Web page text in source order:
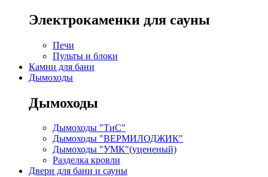
Электрокаменки для сауны
Печи
Пульты и блоки
Камни для бани
Дымоходы
Дымоходы
Дымоходы "ТиС"
Дымоходы "ВЕРМИЛОДЖИК"
Дымоходы "УМК"(уцененый)
Разделка кровли
Двери для бани и сауны